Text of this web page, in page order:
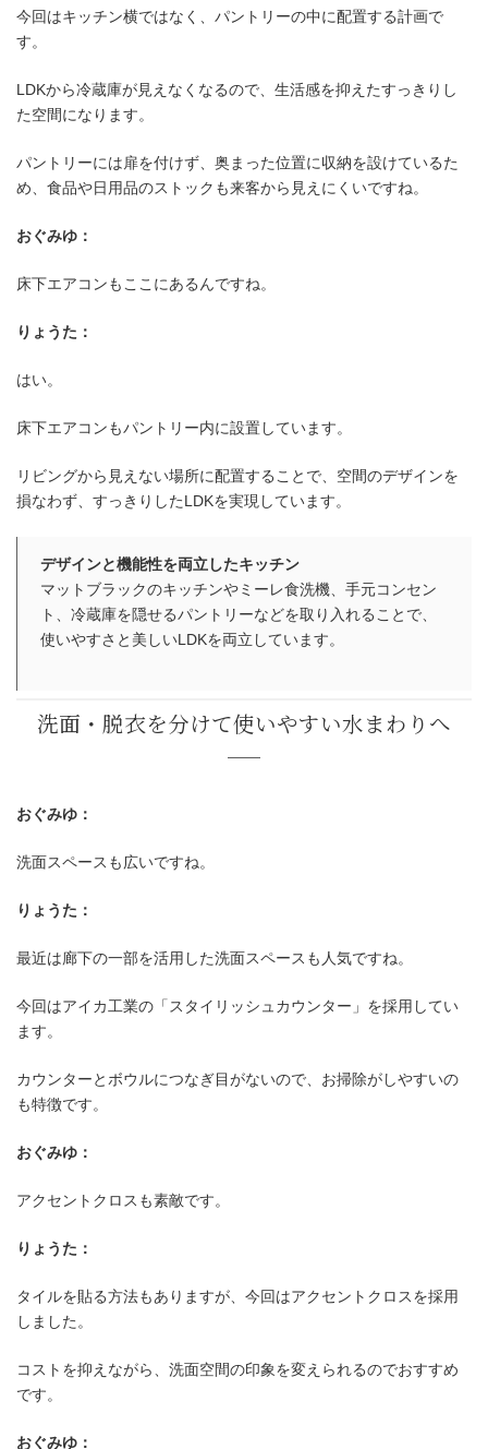
今回はキッチン横ではなく、パントリーの中に配置する計画で
す。
LDKから冷蔵庫が見えなくなるので、生活感を抑えたすっきりし
た空間になります。
パントリーには扉を付けず、奥まった位置に収納を設けているた
め、食品や日用品のストックも来客から見えにくいですね。
おぐみゆ：
床下エアコンもここにあるんですね。
りょうた：
はい。
床下エアコンもパントリー内に設置しています。
リビングから見えない場所に配置することで、空間のデザインを
損なわず、すっきりしたLDKを実現しています。
デザインと機能性を両立したキッチン
マットブラックのキッチンやミーレ食洗機、手元コンセン
ト、冷蔵庫を隠せるパントリーなどを取り入れることで、
使いやすさと美しいLDKを両立しています。
おぐみゆ：
洗面スペースも広いですね。
りょうた：
最近は廊下の一部を活用した洗面スペースも人気ですね。
今回はアイカ工業の「スタイリッシュカウンター」を採用してい
ます。
カウンターとボウルにつなぎ目がないので、お掃除がしやすいの
も特徴です。
おぐみゆ：
アクセントクロスも素敵です。
りょうた：
タイルを貼る方法もありますが、今回はアクセントクロスを採用
しました。
コストを抑えながら、洗面空間の印象を変えられるのでおすすめ
です。
おぐみゆ：